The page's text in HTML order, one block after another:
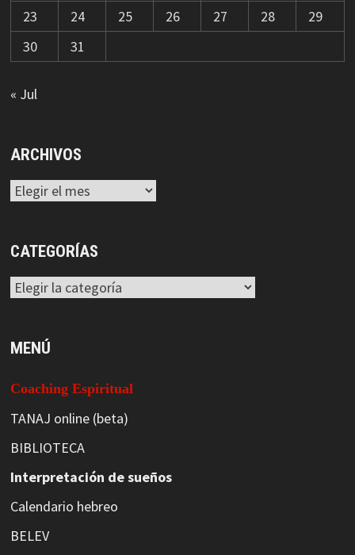
23
24 25 26 27 28
29
30
31
« Jul
ARCHIVOS
Archivos
CATEGORÍAS
Categorías
MENÚ
Coaching Espiritual
TANAJ online (beta)
BIBLIOTECA
Interpretación de sueños
Calendario hebreo
BELEV